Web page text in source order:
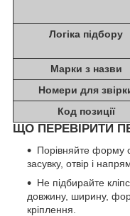
Логіка підбору
Марки з назви
Номери для
Код позиції
ЩО ПЕРЕВІРИТИ
Порівняйте форму
засувку, отвір і
Не підбирайте
довжину, ширину,
кріплення.